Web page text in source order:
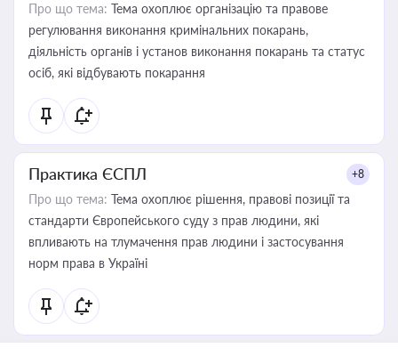
Про що тема: Тема охоплює організацію та правове
регулювання виконання кримінальних покарань,
діяльність органів і установ виконання покарань та статус
осіб, які відбувають покарання
Практика ЄСПЛ +8
Про що тема: Тема охоплює рішення, правові позиції та
стандарти Європейського суду з прав людини, які
впливають на тлумачення прав людини і застосування
норм права в Україні